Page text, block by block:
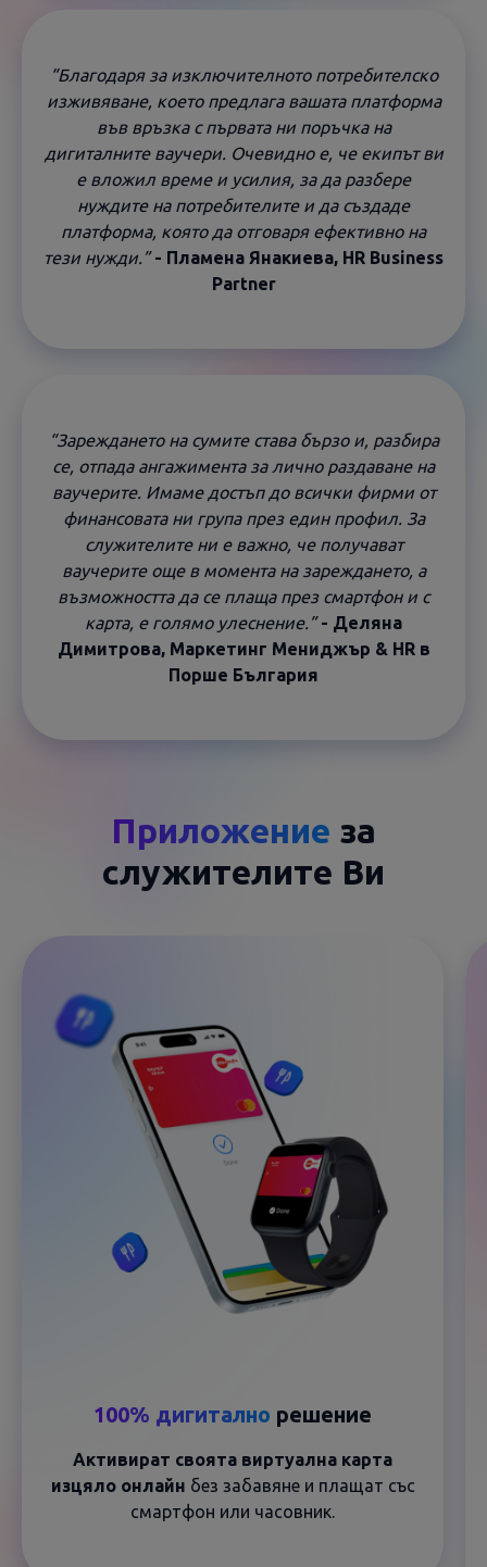
“Благодаря за изключителното потребителско
изживяване, което предлага вашата платформа
във връзка с първата ни поръчка на
дигиталните ваучери. Очевидно е, че екипът ви
е вложил време и усилия, за да разбере
нуждите на потребителите и да създаде
платформа, която да отговаря ефективно на
тези нужди.” - Пламена Янакиева, HR Business
Partner
“Зареждането на сумите става бързо и, разбира
се, отпада ангажимента за лично раздаване на
ваучерите. Имаме достъп до всички фирми от
финансовата ни група през един профил. За
служителите ни е важно, че получават
ваучерите още в момента на зареждането, а
възможността да се плаща през смартфон и с
карта, е голямо улеснение.” - Деляна
Димитрова, Маркетинг Мениджър & HR в
Порше България
Приложение за
служителите Ви
100% дигитално решение
Активират своята виртуална карта
изцяло онлайн без забавяне и плащат със
смартфон или часовник.